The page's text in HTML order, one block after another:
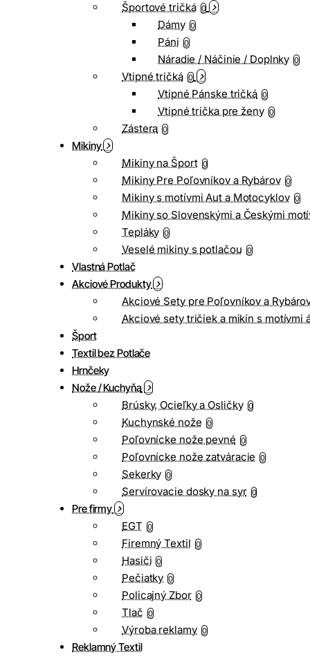
Športové tričká 0
Dámy 0
Páni 0
Náradie / Náčinie / Doplnky 0
Vtipné tričká 0
Vtipné Pánske tričká 0
Vtipné trička pre ženy 0
Zástera 0
Mikiny
Mikiny na Šport 0
Mikiny Pre Poľovníkov a Rybárov 0
Mikiny s motívmi Aut a Motocyklov 0
Mikiny so Slovenskými a Českými
Tepláky 0
Veselé mikiny s potlačou 0
Vlastná Potlač
Akciové Produkty
Akciové Sety pre Poľovníkov a
Akciové sety tričiek a mikín s motívmi
Šport
Textil bez Potlače
Hrnčeky
Nože / Kuchyňa
Brúsky, Ocieľky a Osličky 0
Kuchynské nože 0
Poľovnícke nože pevné 0
Poľovnícke nože zatváracie 0
Sekerky 0
Servírovacie dosky na syr 0
Pre firmy
EGT 0
Firemný Textil 0
Hasiči 0
Pečiatky 0
Policajný Zbor 0
Tlač 0
Výroba reklamy 0
Reklamný Textil